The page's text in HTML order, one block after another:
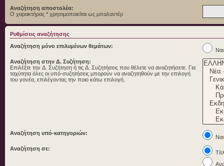
Αναζήτηση αποστολέα:
Ο χαρακτήρας * χρησιμοποιείται ως μπαλαντέρ
Ρυθμίσεις αναζήτησης
Αναζήτηση μόνο επιλυμένων θεμάτων:
Ναι
Αναζήτηση στην Δ. Συζήτηση:
Επιλέξτε την Δ. Συζήτηση ή τις Δ. Συζητήσεις που θέλετε να αναζητήσετε. Για
ταχύτητα όλες οι υπό-συζητήσεις μπορούν να αναζητηθούν με την επιλογή
του γονέα, επιλέγοντας την ποιο κάτω επιλογή.
Αναζήτηση υπό-κατηγοριών:
Ναι
Αναζήτηση σε: